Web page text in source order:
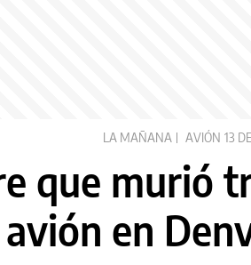
LA MAÑANA AVIÓN 13
que murió
en